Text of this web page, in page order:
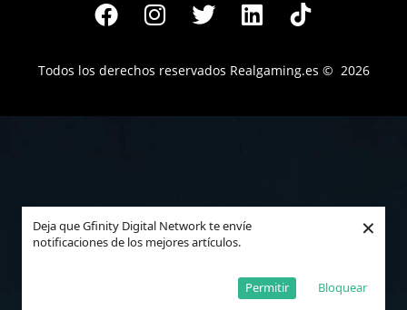
Deja que Gfinity Digital Network te envíe
notificaciones de los mejores artículos.
Bloquear
Permitir
×
Todos los derechos reservados Realgaming.es © 2026